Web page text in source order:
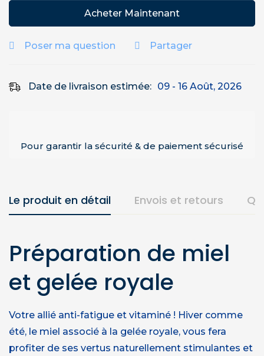
Acheter Maintenant
Poser ma question Partager
Date de livraison estimée: 09 - 16 Août, 2026
Pour garantir la sécurité & de paiement sécurisé
Le produit en détail Envois et retours
Préparation de miel
et gelée royale
Votre allié anti-fatigue et vitaminé ! Hiver comme
été, le miel associé à la gelée royale, vous fera
profiter de ses vertus naturellement stimulantes et